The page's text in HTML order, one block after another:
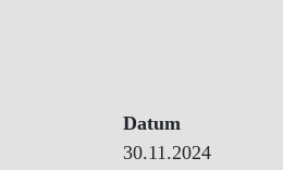
Datum
30.11.2024